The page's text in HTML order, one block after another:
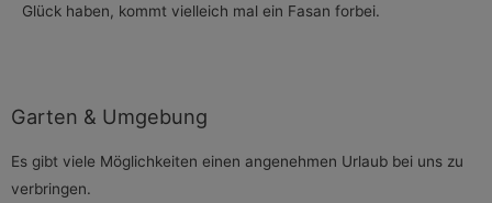
Glück haben, kommt vielleich mal ein Fasan forbei.
Garten & Umgebung
Es gibt viele Möglichkeiten einen angenehmen Urlaub bei uns zu
verbringen.